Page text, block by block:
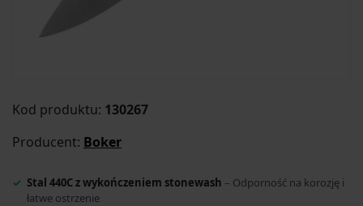
Kod produktu: 130267
Producent: Boker
Stal 440C z wykończeniem stonewash – Odporność na korozję i
łatwe ostrzenie